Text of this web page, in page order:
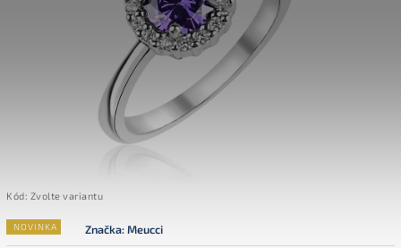
Kód: Zvolte variantu
NOVINKA Značka:Meucci